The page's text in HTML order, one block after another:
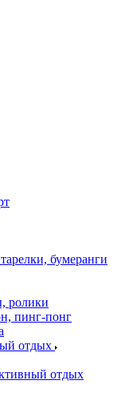
бумеранги
ролики
пинг-понг
отдых
отдых